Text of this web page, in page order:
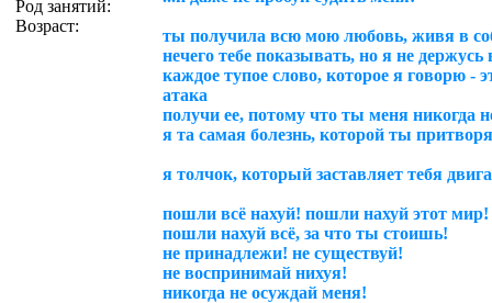
Род занятий:
Возраст:
ты получила всю мою любовь, живя в
нечего тебе показывать, но я не держусь
каждое тупое слово, которое я говорю -
атака
получи ее, потому что ты меня никогда
я та самая болезнь, которой ты
я толчок, который заставляет тебя
пошли всё нахуй! пошли нахуй этот мир!
пошли нахуй всё, за что ты стоишь!
не принадлежи! не существуй!
не воспринимай нихуя!
никогда не осуждай меня!